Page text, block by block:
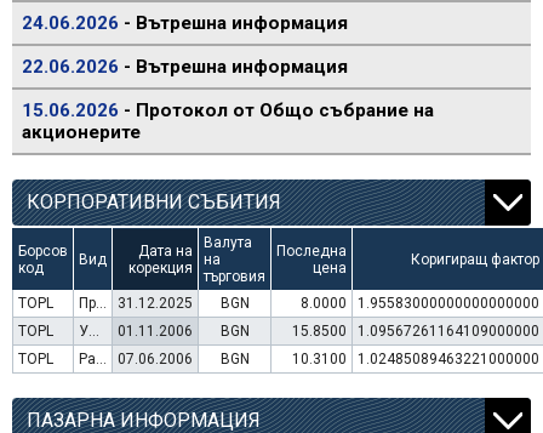
24.06.2026 - Вътрешна информация
22.06.2026 - Вътрешна информация
15.06.2026 - Протокол от Общо събрание на
акционерите
КОРПОРАТИВНИ СЪБИТИЯ
Борсов
код
Вид
Дата на
корекция
Валута
на
търговия
Последна
цена
Коригиращ фактор
TOPL Преминаване към търговия в Евро 31.12.2025 BGN 8.0000
1.95583000000000000000
TOPL
Увеличение на капитал (права) 01.11.2006 BGN 15.8500
1.09567261164109000000
TOPL
Раздаване на дивидент 07.06.2006 BGN 10.3100 1.02485089463221000000
ПАЗАРНА ИНФОРМАЦИЯ